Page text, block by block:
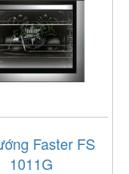
Faster FS
1011G